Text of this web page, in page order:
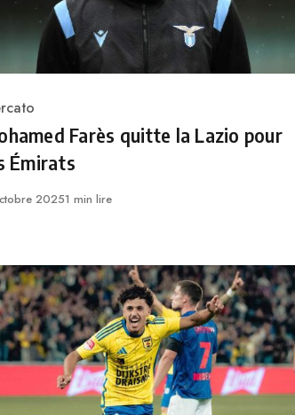
Farès quitte la Lazio pour
Émirats
20251 min lire